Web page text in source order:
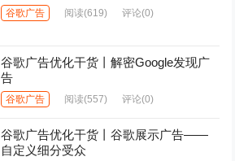
谷歌广告 阅读(619) 评论(0)
谷歌广告优化干货丨解密Google发现广
告
谷歌广告 阅读(557) 评论(0)
谷歌广告优化干货丨谷歌展示广告——
自定义细分受众